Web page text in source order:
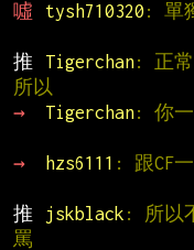
噓
tysh710320 : 單
推
Tigerchan: 正常
所以
→
Tigerchan: 你一
→
hzs6111 : 跟CF
推
jskblack : 所以
罵